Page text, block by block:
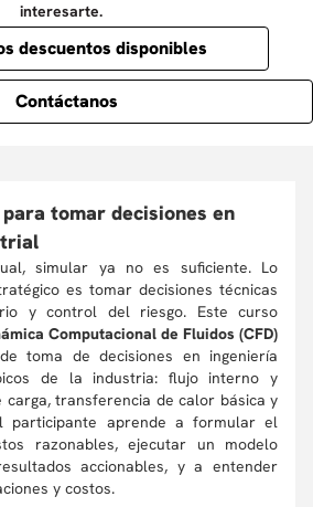
interesarte.
descuentos disponibles
Contáctanos
tomar decisiones en
simular ya no es suficiente. Lo
es tomar decisiones técnicas
y control del riesgo. Este curso
Computacional de Fluidos (CFD)
toma de decisiones en ingeniería
de la industria: flujo interno y
carga, transferencia de calor básica y
participante aprende a formular el
razonables, ejecutar un modelo
accionables, y a entender
y costos.